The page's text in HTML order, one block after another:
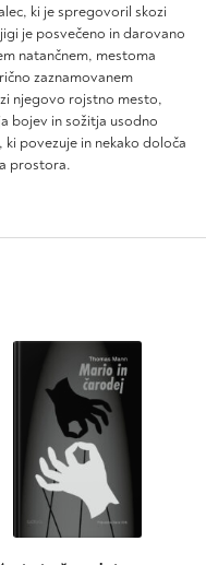
ki je spregovoril skozi
je posvečeno in darovano
natančnem, mestoma
zaznamovanem
njegovo rojstno mesto,
bojev in sožitja usodno
povezuje in nekako določa
prostora.